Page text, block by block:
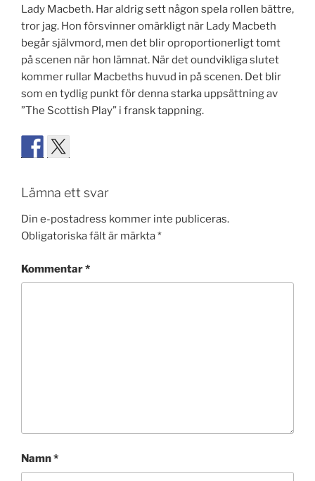
Lady Macbeth. Har aldrig sett någon spela rollen bättre,
tror jag. Hon försvinner omärkligt när Lady Macbeth
begår självmord, men det blir oproportionerligt tomt
på scenen när hon lämnat. När det oundvikliga slutet
kommer rullar Macbeths huvud in på scenen. Det blir
som en tydlig punkt för denna starka uppsättning av
”The Scottish Play” i fransk tappning.
Lämna ett svar
Din e-postadress kommer inte publiceras.
Obligatoriska fält är märkta*
Kommentar*
Namn*